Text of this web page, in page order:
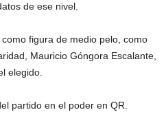
de ese nivel.
figura de medio pelo, como
Mauricio Góngora Escalante,
elegido.
partido en el poder en QR.